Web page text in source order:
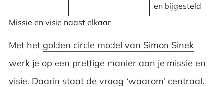
en bijgesteld
Missie en visie naast elkaar
Met het golden circle model van Simon Sinek
werk je op een prettige manier aan je missie en
visie. Daarin staat de vraag ‘waarom’ centraal.